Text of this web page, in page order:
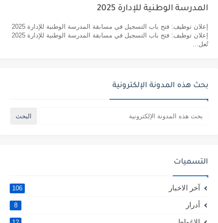
المدرسة الوطنية للإدارة 2025
إعلان توظيف: فتح باب التسجيل في مسابقة المدرسة الوطنية للإدارة 2025
إعلان توظيف: فتح باب التسجيل في مسابقة المدرسة الوطنية للإدارة 2025
تُعل...
بحث هذه المدونة الإلكترونية
التسميات
آخر الاخبار 106
أدرار 8